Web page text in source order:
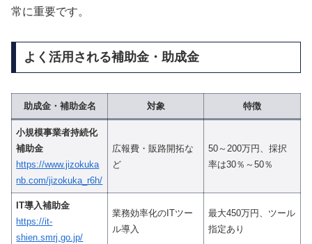
常に重要です。
よく活用される補助金・助成金
助成金・補助金名 対象 特徴
小規模事業者持続化
補助金
https://www.jizokuka
nb.com/jizokuka_r6h/
広報費・販路開拓な
ど
50～200万円、採択
率は30％～50％
IT導入補助金
https://it-
shien.smrj.go.jp/
業務効率化のITツー
ル導入
最大450万円、ツール
指定あり